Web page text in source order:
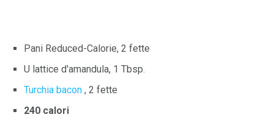
Pani Reduced-Calorie, 2 fette
U lattice d'amandula, 1 Tbsp.
Turchia bacon , 2 fette
240 calori